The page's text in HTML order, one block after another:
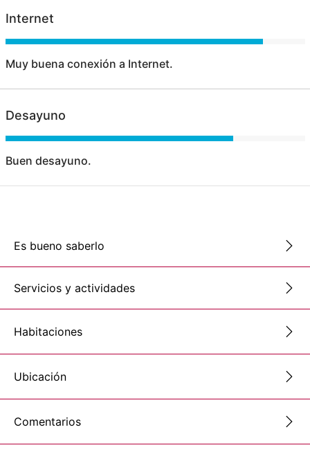
Internet
Muy buena conexión a Internet.
Desayuno
Buen desayuno.
Es bueno saberlo
Servicios y actividades
Habitaciones
Ubicación
Comentarios